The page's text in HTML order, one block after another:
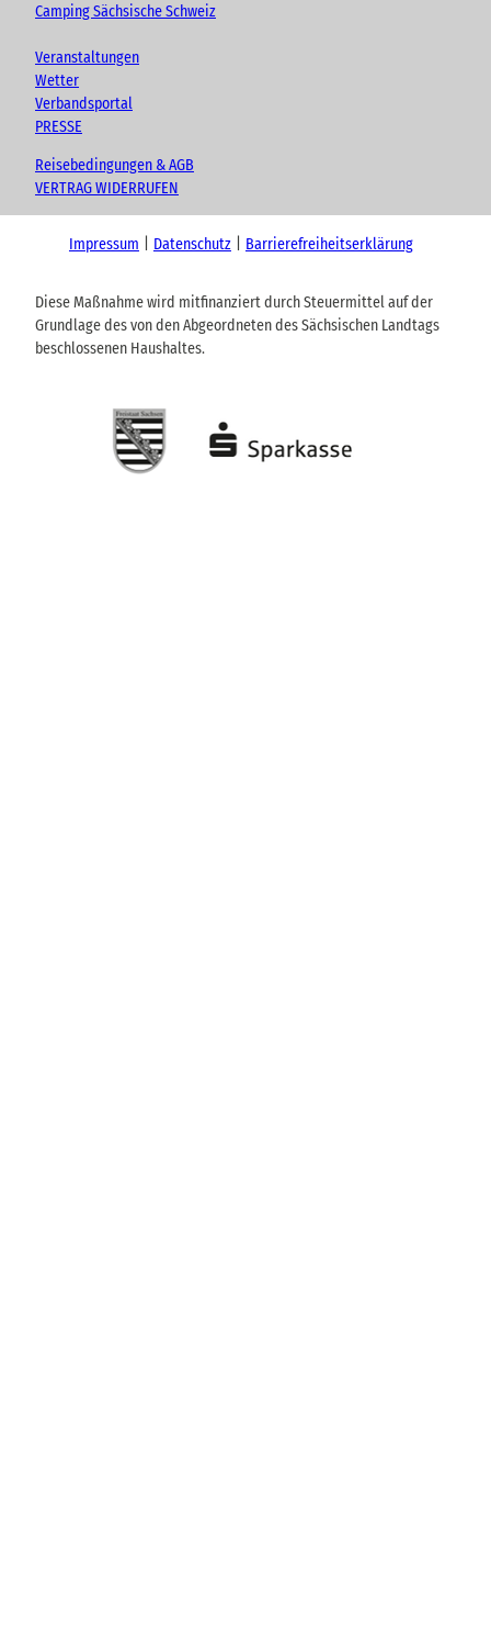
Camping Sächsische Schweiz
Veranstaltungen
Wetter
Verbandsportal
PRESSE
Reisebedingungen & AGB
VERTRAG WIDERRUFEN
Impressum Datenschutz Barrierefreiheitserklärung
Diese Maßnahme wird mitfinanziert durch Steuermittel auf der
Grundlage des von den Abgeordneten des Sächsischen Landtags
beschlossenen Haushaltes.